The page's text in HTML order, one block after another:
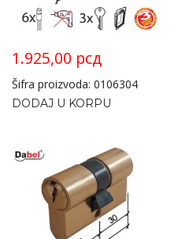
1.925,00 рсд
Šifra proizvoda: 0106304
DODAJ U KORPU